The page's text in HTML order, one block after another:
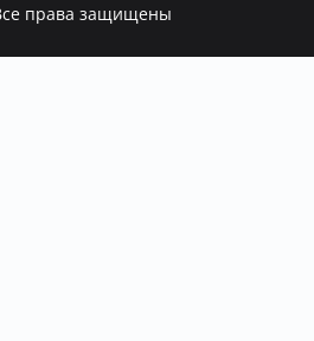
права защищены